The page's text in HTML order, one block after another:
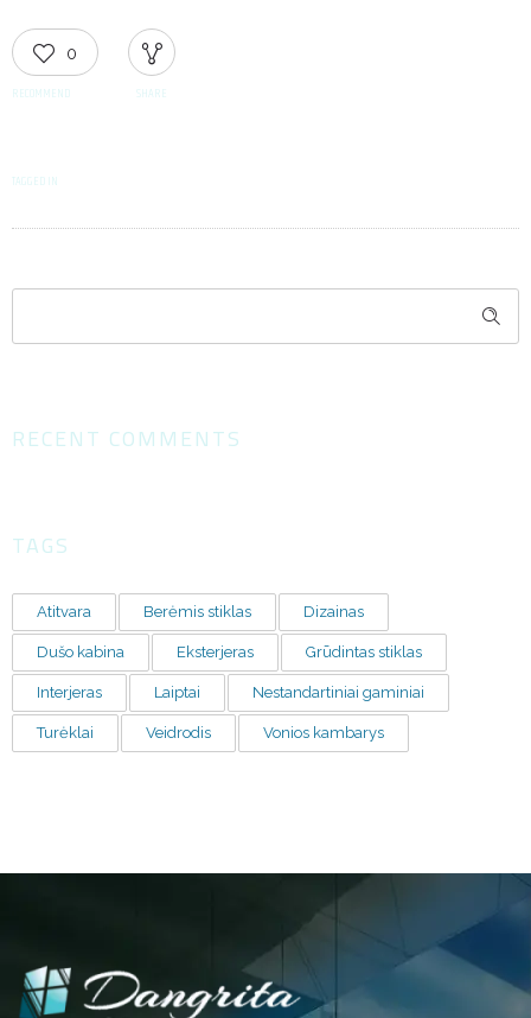
0
RECOMMEND SHARE
TAGGED IN
RECENT COMMENTS
TAGS
Atitvara Berėmis stiklas Dizainas
Dušo kabina Eksterjeras Grūdintas stiklas
Interjeras Laiptai Nestandartiniai gaminiai
Turėklai Veidrodis Vonios kambarys